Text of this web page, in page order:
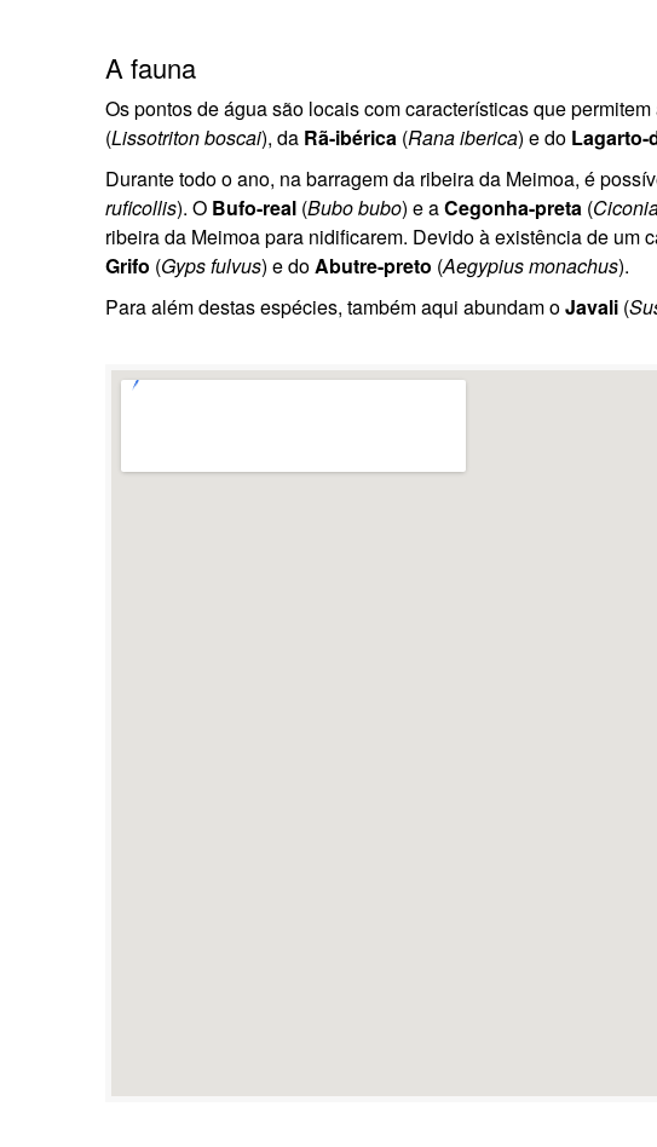
A fauna
Os pontos de água são locais com características que
(Lissotriton boscai), da Rã-ibérica (Rana iberica) e do Lagarto-
Durante todo o ano, na barragem da ribeira da Meimoa, é
ruficollis). O Bufo-real (Bubo bubo) e aCegonha-preta (
ribeira da Meimoa para nidificarem. Devido à existência de um
Grifo (Gyps fulvus) e doAbutre-preto (Aegypius monachus).
Para além destas espécies, também aqui abundam oJavali (